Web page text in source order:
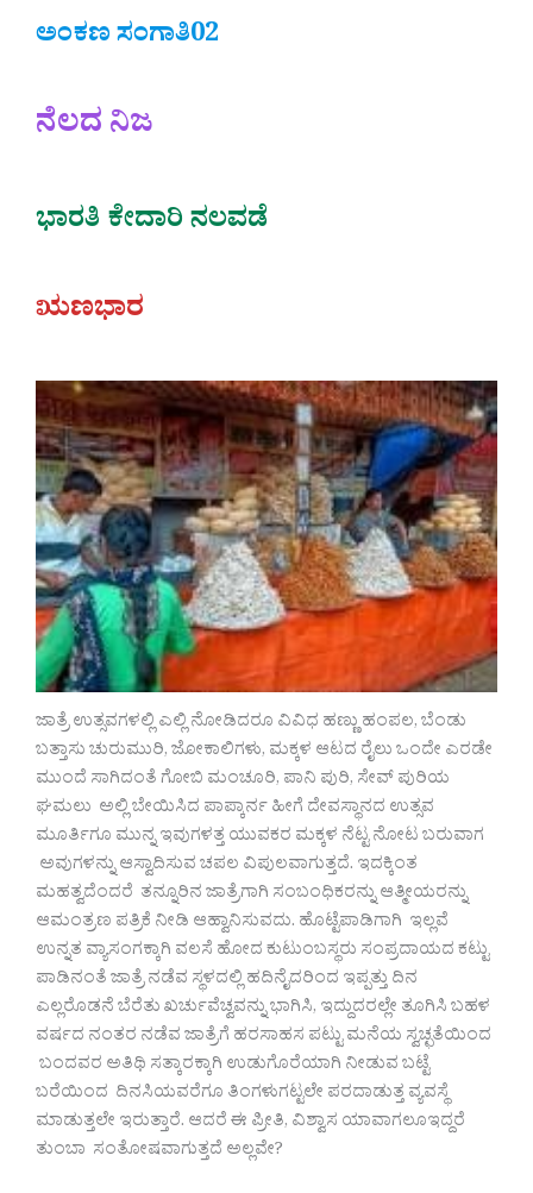
ಅಂಕಣ ಸಂಗಾತಿ02
ನೆಲದ ನಿಜ
ಭಾರತಿ ಕೇದಾರಿ ನಲವಡೆ
ಋಣಭಾರ
ಜಾತ್ರೆ ಉತ್ಸವಗಳಲ್ಲಿ ಎಲ್ಲಿ ನೋಡಿದರೂ ವಿವಿಧ ಹಣ್ಣು ಹಂಪಲ, ಬೆಂಡು
ಬತ್ತಾಸು ಚುರುಮುರಿ, ಜೋಕಾಲಿಗಳು, ಮಕ್ಕಳ ಆಟದ ರೈಲು ಒಂದೇ ಎರಡೇ
ಮುಂದೆ ಸಾಗಿದಂತೆ ಗೋಬಿ ಮಂಚೂರಿ, ಪಾನಿ ಪುರಿ, ಸೇವ್ ಪುರಿಯ
ಘಮಲು ಅಲ್ಲಿ ಬೇಯಿಸಿದ ಪಾಪ್ಕಾರ್ನ ಹೀಗೆ ದೇವಸ್ಥಾನದ ಉತ್ಸವ
ಮೂರ್ತಿಗೂ ಮುನ್ನ ಇವುಗಳತ್ತ ಯುವಕರ ಮಕ್ಕಳ ನೆಟ್ಟ ನೋಟ ಬರುವಾಗ
ಅವುಗಳನ್ನು ಆಸ್ವಾದಿಸುವ ಚಪಲ ವಿಪುಲವಾಗುತ್ತದೆ. ಇದಕ್ಕಿಂತ
ಮಹತ್ವದೆಂದರೆ ತನ್ನೂರಿನ ಜಾತ್ರೆಗಾಗಿ ಸಂಬಂಧಿಕರನ್ನು ಆತ್ಮೀಯರನ್ನು
ಆಮಂತ್ರಣ ಪತ್ರಿಕೆ ನೀಡಿ ಆಹ್ವಾನಿಸುವದು. ಹೊಟ್ಟೆಪಾಡಿಗಾಗಿ ಇಲ್ಲವೆ
ಉನ್ನತ ವ್ಯಾಸಂಗಕ್ಕಾಗಿ ವಲಸೆ ಹೋದ ಕುಟುಂಬಸ್ಥರು ಸಂಪ್ರದಾಯದ ಕಟ್ಟು
ಪಾಡಿನಂತೆ ಜಾತ್ರೆ ನಡೆವ ಸ್ಥಳದಲ್ಲಿ ಹದಿನೈದರಿಂದ ಇಪ್ಪತ್ತು ದಿನ
ಎಲ್ಲರೊಡನೆ ಬೆರೆತು ಖರ್ಚುವೆಚ್ವವನ್ನು ಭಾಗಿಸಿ, ಇದ್ದುದರಲ್ಲೇ ತೂಗಿಸಿ ಬಹಳ
ವರ್ಷದ ನಂತರ ನಡೆವ ಜಾತ್ರೆಗೆ ಹರಸಾಹಸ ಪಟ್ಟು ಮನೆಯ ಸ್ವಚ್ಛತೆಯಿಂದ
ಬಂದವರ ಅತಿಥಿ ಸತ್ಕಾರಕ್ಕಾಗಿ ಉಡುಗೊರೆಯಾಗಿ ನೀಡುವ ಬಟ್ಟೆ
ಬರೆಯಿಂದ ದಿನಸಿಯವರೆಗೂ ತಿಂಗಳುಗಟ್ಟಲೇ ಪರದಾಡುತ್ತ ವ್ಯವಸ್ಥೆ
ಮಾಡುತ್ತಲೇ ಇರುತ್ತಾರೆ. ಆದರೆ ಈ ಪ್ರೀತಿ, ವಿಶ್ವಾಸ ಯಾವಾಗಲೂಇದ್ದರೆ
ತುಂಬಾ ಸಂತೋಷವಾಗುತ್ತದೆ ಅಲ್ಲವೇ?